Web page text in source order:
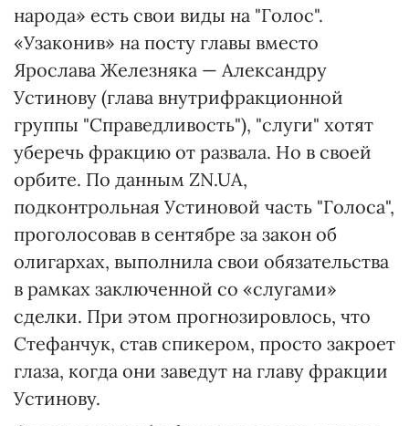
народа» есть свои виды на "Голос".
«Узаконив» на посту главы вместо
Ярослава Железняка — Александру
Устинову (глава внутрифракционной
группы "Справедливость"), "слуги" хотят
уберечь фракцию от развала. Но в своей
орбите. По данным ZN.UA,
подконтрольная Устиновой часть "Голоса",
проголосовав в сентябре за закон об
олигархах, выполнила свои обязательства
в рамках заключенной со «слугами»
сделки. При этом прогнозировлось, что
Стефанчук, став спикером, просто закроет
глаза, когда они заведут на главу фракции
Устинову.